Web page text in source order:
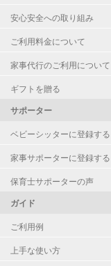
安心安全への取り組み
ご利用料金について
家事代行のご利用について
ギフトを贈る
サポーター
ベビーシッターに登録する
家事サポーターに登録する
保育士サポーターの声
ガイド
ご利用例
上手な使い方